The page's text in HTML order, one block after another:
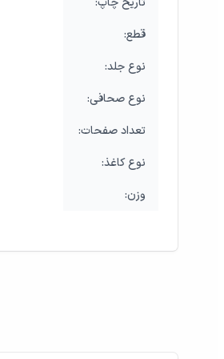
:قطع
:نوع جلد
:نوع صحافی
:تعداد صفحات
:نوع کاغذ
:وزن